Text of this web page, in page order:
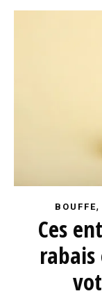
BOUFFE,
Ces